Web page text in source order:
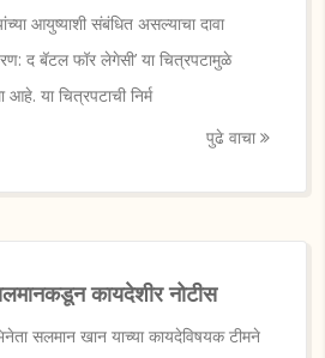
आयुष्याशी संबंधित असल्याचा दावा
द बॅटल फॉर लेगेसी’ या चित्रपटामुळे
आहे. या चित्रपटाची निर्म
पुढे वाचा
कायदेशीर नोटीस
सलमान खान याच्या कायदेविषयक टीमने